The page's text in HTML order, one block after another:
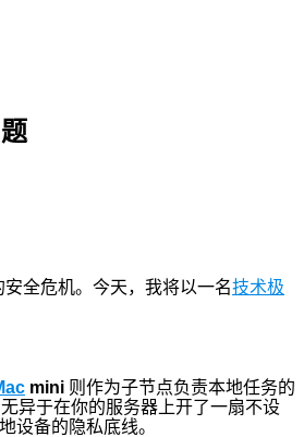
全危机。今天，我将以一名技术极
mini 则作为子节点负责本地任务的
异于在你的服务器上开了一扇不设
设备的隐私底线。